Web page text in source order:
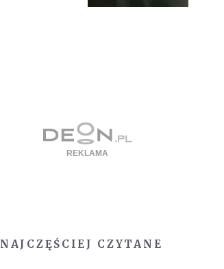
NAJCZĘŚCIEJ CZYTANE